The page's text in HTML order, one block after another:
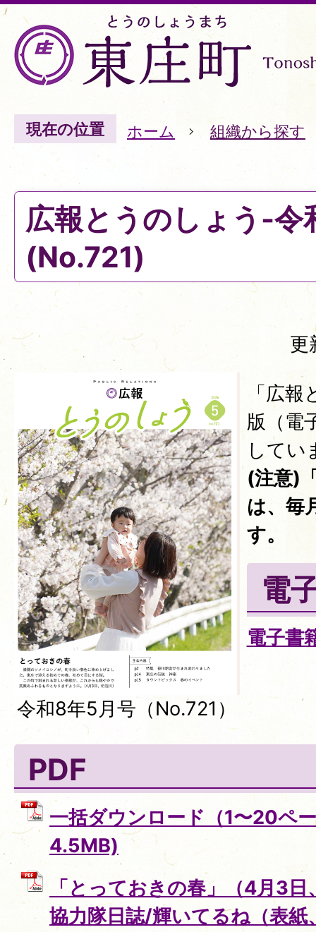
現在の位置 ホーム 組織から探す
広報とうのしょう-令
(No.721)
更
令和8年5月号（No.721）
「広
版（電
してい
(注意)
は、毎
す。
電
電子書
PDF
一括ダウンロード（1〜20ペ
4.5MB)
「とっておきの春」（4月3
協力隊日誌/輝いてるね（表